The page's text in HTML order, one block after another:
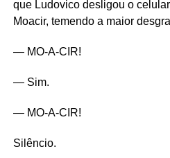
que Ludovico desligou o
Moacir, temendo a maior
— MO-A-CIR!
— Sim.
— MO-A-CIR!
Silêncio.